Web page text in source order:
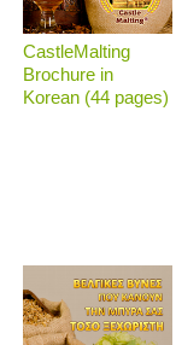
CastleMalting
Brochure in
Korean (44 pages)